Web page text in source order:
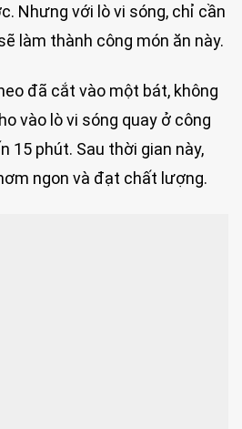
Nhưng với lò vi sóng, chỉ cần
làm thành công món ăn này.
đã cắt vào một bát, không
vào lò vi sóng quay ở công
15 phút. Sau thời gian này,
ngon và đạt chất lượng.